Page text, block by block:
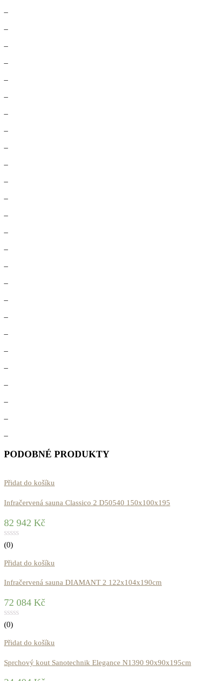
–
–
–
–
–
–
–
–
–
–
–
–
–
–
–
–
–
–
–
–
–
–
–
–
–
–
PODOBNÉ PRODUKTY
Přidat do košíku
Infračervená sauna Classico 2 D50540 150x100x195
82 942 Kč
(0)
Přidat do košíku
Infračervená sauna DIAMANT 2 122x104x190cm
72 084 Kč
(0)
Přidat do košíku
Sprchový kout Sanotechnik Elegance N1390 90x90x195cm